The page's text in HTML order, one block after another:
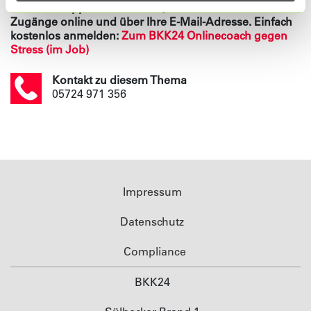
Zugänge online und über Ihre E-Mail-Adresse. Einfach
kostenlos anmelden: Zum BKK24 Onlinecoach gegen
Stress (im Job)
Kontakt zu diesem Thema
05724 971 356
Impressum
Datenschutz
Compliance
BKK24